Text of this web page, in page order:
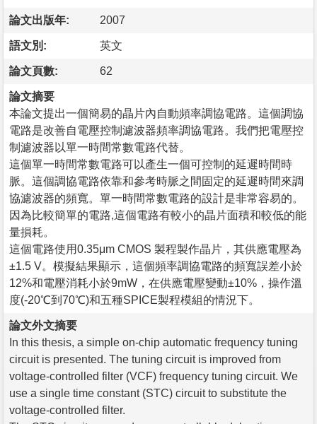
論文出版年: 2007
語文別: 英文
論文頁數: 62
論文摘要
本論文提出一個簡易的晶片內自動頻率調協電路。這個調協
電路是改善自電壓控制濾波器頻率調協電路。我們把電壓控
制濾波器以單一時間常數電路代替。
這個單一時間常數電路可以產生一個可控制的延遲時間時
脈。這個調協電路依靠和參考時脈之間固定的延遲時間來調
協濾波器的頻寬。單一時間常數電路的設計是非常容易的。
因為比較簡單的電路,這個電路有較小的晶片面積和較低的能
量損耗。
這個電路使用0.35μm CMOS 製程製作晶片，其供應電壓為
±1.5 V。模擬結果顯示，這個頻率調協電路的頻寬誤差小於
12%和電壓消耗小於9mW，在供應電壓變動±10%，操作溫
度(-20℃到70℃)和五種SPICE製程模組的情況下。
論文外文摘要
In this thesis, a simple on-chip automatic frequency tuning
circuit is presented. The tuning circuit is improved from
voltage-controlled filter (VCF) frequency tuning circuit. We
use a single time constant (STC) circuit to substitute the
voltage-controlled filter.